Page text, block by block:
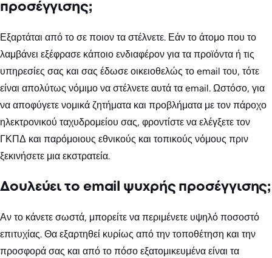
προσέγγισης;
Εξαρτάται από το σε ποιον τα στέλνετε. Εάν το άτομο που το
λαμβάνει εξέφρασε κάποιο ενδιαφέρον για τα προϊόντα ή τις
υπηρεσίες σας και σας έδωσε οικειοθελώς το email του, τότε
είναι απολύτως νόμιμο να στέλνετε αυτά τα email. Ωστόσο, για
να αποφύγετε νομικά ζητήματα και προβλήματα με τον πάροχο
ηλεκτρονικού ταχυδρομείου σας, φροντίστε να ελέγξετε τον
ΓΚΠΔ και παρόμοιους εθνικούς και τοπικούς νόμους πριν
ξεκινήσετε μια εκστρατεία.
Δουλεύει το email ψυχρής προσέγγισης;
Αν το κάνετε σωστά, μπορείτε να περιμένετε υψηλό ποσοστό
επιτυχίας. Θα εξαρτηθεί κυρίως από την τοποθέτηση και την
προσφορά σας και από το πόσο εξατομικευμένα είναι τα